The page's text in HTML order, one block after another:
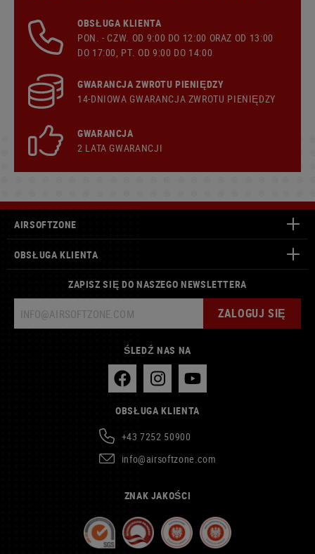
OBSŁUGA KLIENTA
PON. - CZW. OD 9:00 DO 12:00 ORAZ OD 13:00
DO 17:00, PT. OD 9:00 DO 14:00
GWARANCJA ZWROTU PIENIĘDZY
14-DNIOWA GWARANCJA ZWROTU PIENIĘDZY
GWARANCJA
2 LATA GWARANCJI
AIRSOFTZONE
OBSŁUGA KLIENTA
ZAPISZ SIĘ DO NASZEGO NEWSLETTERA
ZALOGUJ SIĘ
ŚLEDŹ NAS NA
OBSŁUGA KLIENTA
+43 7252 50900
info@airsoftzone.com
ZNAK JAKOŚCI